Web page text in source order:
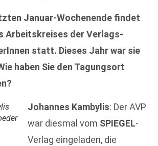
Januar-Wochenende findet
Arbeitskreises der Verlags-
statt. Dieses Jahr war sie
haben Sie den Tagungsort
Johannes Kambylis: Der AVP
war diesmal vom SPIEGEL-
Verlag eingeladen, die